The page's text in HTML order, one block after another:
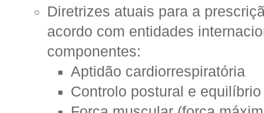
Diretrizes atuais para a
acordo com entidades
componentes:
Aptidão cardiorrespiratória
Controlo postural e equilíbrio